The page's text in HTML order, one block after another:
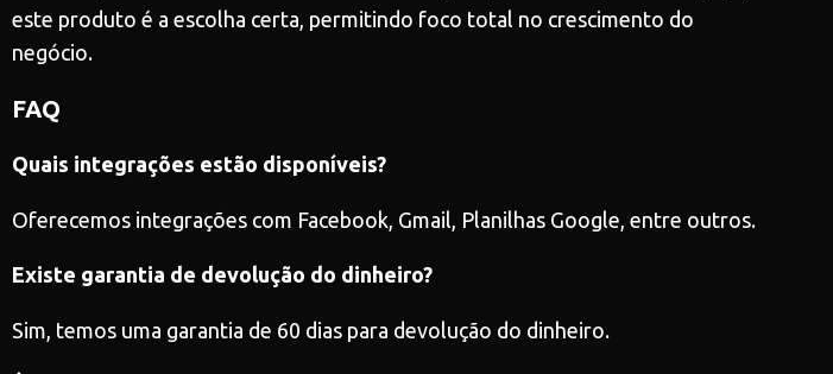
este produto é a escolha certa, permitindo foco total no crescimento do
negócio.
FAQ
Quais integrações estão disponíveis?
Oferecemos integrações com Facebook, Gmail, Planilhas Google, entre outros.
Existe garantia de devolução do dinheiro?
Sim, temos uma garantia de 60 dias para devolução do dinheiro.